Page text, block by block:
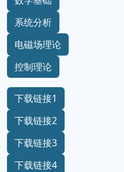
系统分析
电磁场理论
控制理论
下载链接1
下载链接2
下载链接3
下载链接4